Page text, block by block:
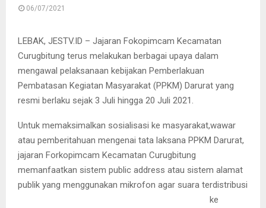
06/07/2021
LEBAK, JESTV.ID – Jajaran Fokopimcam Kecamatan
Curugbitung terus melakukan berbagai upaya dalam
mengawal pelaksanaan kebijakan Pemberlakuan
Pembatasan Kegiatan Masyarakat (PPKM) Darurat yang
resmi berlaku sejak 3 Juli hingga 20 Juli 2021.
Untuk memaksimalkan sosialisasi ke masyarakat,wawar
atau pemberitahuan mengenai tata laksana PPKM Darurat,
jajaran Forkopimcam Kecamatan Curugbitung
memanfaatkan sistem public address atau sistem alamat
publik yang menggunakan mikrofon agar suara terdistribusi
ke